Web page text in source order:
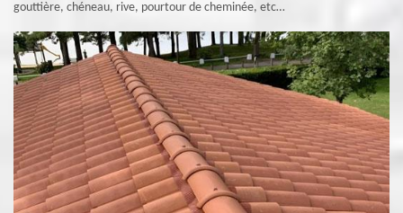
gouttière, chéneau, rive, pourtour de cheminée, etc…